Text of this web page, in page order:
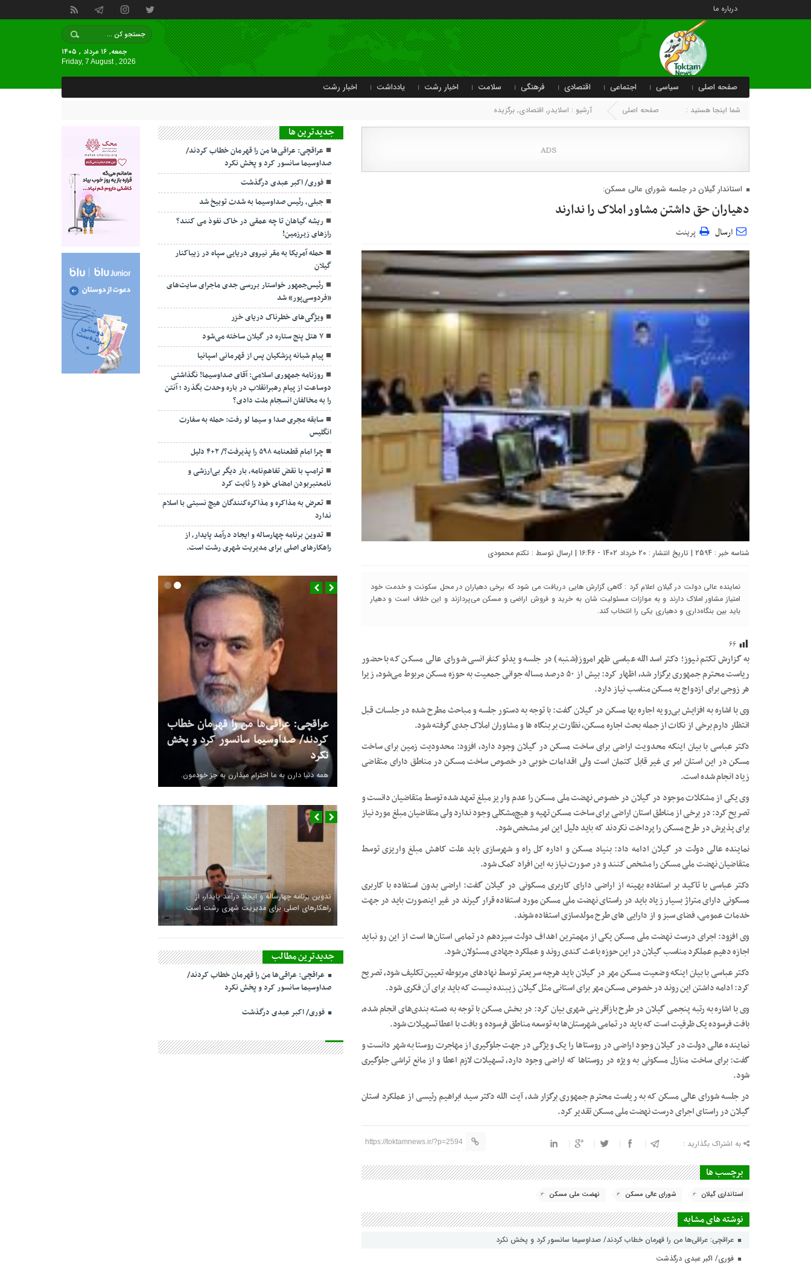
درباره ما
جمعه, ۱۶ مرداد , ۱۴۰۵
Friday, 7 August , 2026
صفحه اصلی سیاسی اجتماعی اقتصادی فرهنگی سلامت اخبار رشت یادداشت اخبار رشت
شما اینجا هستید : صفحه اصلی آرشیو : اسلایدر, اقتصادی, برگزیده
استاندار گیلان در جلسه شورای عالی مسکن:
دهیاران حق داشتن مشاور املاک را ندارند
ارسال پرینت
شناسه خبر : 2594 | تاریخ انتشار : 20 خرداد 1402 - 16:46 | ارسال توسط : تکتم محمودی
نماینده عالی دولت در گیلان اعلام کرد : گاهی گزارش هایی دریافت می شود که برخی دهیاران در محل سکونت و خدمت خود
امتیاز مشاور املاک دارند و به موازات مسئولیت شان به خرید و فروش اراضی و مسکن می‌پردازند و این خلاف است و دهیار
باید بین بنگاه‌داری و دهیاری یکی را انتخاب کند.
۶۶
به گزارش تکتم نیوز؛ دکتر اسدالله عباسی ظهر امروز(شنبه) در جلسه ویدئو کنفرانسی شورای عالی مسکن که با حضور
ریاست محترم جمهوری برگزار شد، اظهار کرد: بیش از ۵۰ درصد مساله جوانی جمعیت به حوزه مسکن مربوط می‌شود، زیرا
هر زوجی برای ازدواج به مسکن مناسب نیاز دارد.
وی با اشاره به افزایش بی‌رویه اجاره بها مسکن در گیلان گفت: با توجه به دستور جلسه و مباحث مطرح شده در جلسات قبل
انتظار دارم ‌برخی از نکات از جمله بحث اجاره مسکن، نظارت بر بنگاه ها و مشاوران املاک جدی گرفته شود.
دکتر عباسی با بیان اینکه محدویت اراضی برای ساخت مسکن در گیلان وجود دارد، افزود: محدودیت زمین برای ساخت
مسکن در این استان امر ی غیر قابل کتمان است ولی اقدامات خوبی در خصوص ساخت مسکن در مناطق دارای متقاضی
زیاد انجام شده است.
وی یکی از مشکلات موجود در گیلان در خصوص نهضت ملی مسکن را عدم واریز مبلغ تعهد شده توسط متقاضیان دانست و
تصریح کرد: در برخی از مناطق استان اراضی برای ساخت مسکن تهیه و هیچ‌مشکلی وجود ندارد ولی متقاضیان مبلغ مورد نیاز
برای پذیرش در طرح مسکن را پرداخت نکردند که باید دلیل این امر مشخص شود.
نماینده عالی دولت در گیلان ادامه داد: بنیاد مسکن و اداره کل راه و شهرسازی باید علت کاهش مبلغ واریزی توسط
متقاضیان نهضت ملی مسکن‌ را مشخص کنند و در صورت نیاز به این افراد کمک شود.
دکتر عباسی با تاکید بر استفاده بهینه از اراضی دارای کاربری مسکونی در گیلان گفت: اراضی بدون استفاده با کاربری
مسکونی دارای متراژ بسیار زیاد باید در راستای نهضت ملی مسکن مورد استفاده قرار گیرند در غیر اینصورت باید در جهت
خدمات عمومی، فضای سبز و از دارایی های طرح مولدسازی استفاده شوند.
وی افزود: اجرای درست نهضت ملی مسکن یکی از مهمترین اهداف دولت سیزدهم در تمامی استان‌ها است از این رو نباید
اجازه دهیم عملکرد مناسب گیلان در این حوزه باعث کندی روند و عملکرد جهادی مسئولان شود.
دکتر عباسی با بیان اینکه وضعیت مسکن مهر در گیلان باید هرچه سریعتر توسط نهادهای مربوطه تعیین تکلیف شود، تصریح
کرد: ادامه داشتن این روند در خصوص مسکن مهر برای استانی مثل گیلان زیبنده نیست که باید برای آن فکری شود.
وی با اشاره به رتبه پنجمی گیلان در طرح بازآفرینی شهری بیان کرد: در بخش مسکن با توجه به دسته بندی‌های انجام شده،
بافت فرسوده یک ظرفیت است که باید در تمامی شهرستان‌ها به توسعه مناطق فرسوده و بافت با اعطا تسهیلات شود.
نماینده عالی دولت در گیلان وجود اراضی در روستاها را یک ویژگی در جهت جلوگیری از مهاجرت روستا به شهر دانست و
گفت: برای ساخت منازل مسکونی به ویژه در روستاها که اراضی وجود دارد، تسهیلات لازم اعطا و از مانع تراشی جلوگیری
شود.
در جلسه شورای عالی مسکن که به ریاست محترم جمهوری برگزار شد، آیت الله دکتر سید ابراهیم رئیسی از عملکرد استان
گیلان در راستای اجرای درست نهضت ملی مسکن تقدیر کرد.
به اشتراک بگذارید : https://toktamnews.ir/?p=2594
برچسب ها
استانداری گیلان شورای عالی مسکن نهضت ملی مسکن
نوشته های مشابه
عراقچی: عراقی‌ها من را قهرمان خطاب کردند/ صداوسیما سانسور کرد و پخش نکرد
فوری/ اکبر عبدی درگذشت
جديدترين ها
عراقچی: عراقی‌ها من را قهرمان خطاب کردند/
صداوسیما سانسور کرد و پخش نکرد
فوری/ اکبر عبدی درگذشت
جبلی، رئیس صداوسیما به شدت توبیخ شد
ریشه گیاهان تا چه عمقی در خاک نفوذ می کنند؟
رازهای زیرزمین!
حمله آمریکا به مقر نیروی دریایی سپاه در زیباکنار
گیلان
رئیس‌جمهور خواستار بررسی جدی ماجرای سایت‌های
«فردوسی‌پور» شد
ویژگی‌های خطرناک دریای خزر
۷ هتل پنج ستاره در گیلان ساخته می‌شود
پیام شبانه پزشکیان پس از قهرمانی اسپانیا
روزنامه جمهوری اسلامی: آقای صداوسیما! نگذاشتی
دوساعت از پیام رهبرانقلاب در باره وحدت بگذرد ؛ آنتن
را به مخالفان انسجام ملت دادی؟
سابقه مجری صدا و سیما لو رفت: حمله به سفارت
انگلیس
چرا امام قطعنامه ۵۹۸ را پذیرفت؟/ ۲+۴ دلیل
ترامپ با نقض تفاهم‌نامه، بار دیگر بی‌ارزشی و
نامعتبربودن امضای خود را ثابت کرد
تعرض به مذاکره و مذاکره‌کنندگان هیچ نسبتی با اسلام
ندارد
تدوین برنامه چهارساله و ایجاد درآمد پایدار، از
راهکارهای اصلی برای مدیریت شهری رشت است.
عراقچی: عراقی‌ها من را قهرمان خطاب
کردند/ صداوسیما سانسور کرد و پخش
نکرد
همه دنیا دارن به ما احترام میذارن به جز خودمون.
تدوین برنامه چهارساله و ایجاد درآمد پایدار، از
راهکارهای اصلی برای مدیریت شهری رشت است.
جدیدترین مطالب
عراقچی: عراقی‌ها من را قهرمان خطاب کردند/
صداوسیما سانسور کرد و پخش نکرد
فوری/ اکبر عبدی درگذشت